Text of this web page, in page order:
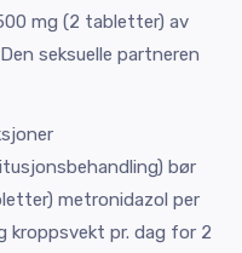
mg (2 tabletter) av
seksuelle partneren
bør
metronidazol per
kroppsvekt pr. dag for 2